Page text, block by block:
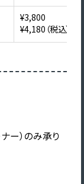
¥3,800
¥4,180（税込）
ー）のみ承り